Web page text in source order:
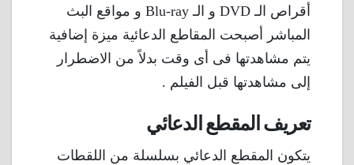
أقراص الـ DVD و الـ Blu-ray و مواقع البث
المباشر أصبحت المقاطع الدعائية ميزة إضافية
يتم مشاهدتها فى أى وقت بدلاً من الاضطرار
إلى مشاهدتها قبل الفيلم .
تعريف المقطع الدعائي
يتكون المقطع الدعائي بسلسلة من اللقطات